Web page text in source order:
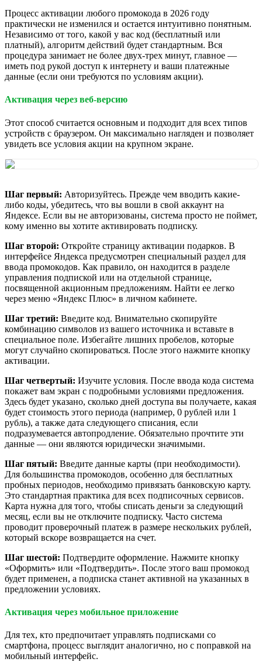
Процесс активации любого промокода в 2026 году
практически не изменился и остается интуитивно понятным.
Независимо от того, какой у вас код (бесплатный или
платный), алгоритм действий будет стандартным. Вся
процедура занимает не более двух-трех минут, главное —
иметь под рукой доступ к интернету и ваши платежные
данные (если они требуются по условиям акции).
Активация через веб-версию
Этот способ считается основным и подходит для всех типов
устройств с браузером. Он максимально нагляден и позволяет
увидеть все условия акции на крупном экране.
Шаг первый: Авторизуйтесь. Прежде чем вводить какие-
либо коды, убедитесь, что вы вошли в свой аккаунт на
Яндексе. Если вы не авторизованы, система просто не поймет,
кому именно вы хотите активировать подписку.
Шаг второй: Откройте страницу активации подарков. В
интерфейсе Яндекса предусмотрен специальный раздел для
ввода промокодов. Как правило, он находится в разделе
управления подпиской или на отдельной странице,
посвященной акционным предложениям. Найти ее легко
через меню «Яндекс Плюс» в личном кабинете.
Шаг третий: Введите код. Внимательно скопируйте
комбинацию символов из вашего источника и вставьте в
специальное поле. Избегайте лишних пробелов, которые
могут случайно скопироваться. После этого нажмите кнопку
активации.
Шаг четвертый: Изучите условия. После ввода кода система
покажет вам экран с подробными условиями предложения.
Здесь будет указано, сколько дней доступа вы получаете, какая
будет стоимость этого периода (например, 0 рублей или 1
рубль), а также дата следующего списания, если
подразумевается автопродление. Обязательно прочтите эти
данные — они являются юридически значимыми.
Шаг пятый: Введите данные карты (при необходимости).
Для большинства промокодов, особенно для бесплатных
пробных периодов, необходимо привязать банковскую карту.
Это стандартная практика для всех подписочных сервисов.
Карта нужна для того, чтобы списать деньги за следующий
месяц, если вы не отключите подписку. Часто система
проводит проверочный платеж в размере нескольких рублей,
который вскоре возвращается на счет.
Шаг шестой: Подтвердите оформление. Нажмите кнопку
«Оформить» или «Подтвердить». После этого ваш промокод
будет применен, а подписка станет активной на указанных в
предложении условиях.
Активация через мобильное приложение
Для тех, кто предпочитает управлять подписками со
смартфона, процесс выглядит аналогично, но с поправкой на
мобильный интерфейс.